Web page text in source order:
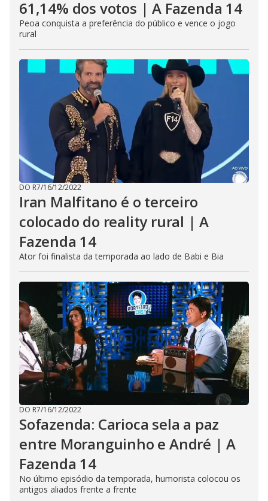
61,14% dos votos | A Fazenda 14
Peoa conquista a preferência do público e vence o jogo
rural
DO R7/16/12/2022
Iran Malfitano é o terceiro
colocado do reality rural | A
Fazenda 14
Ator foi finalista da temporada ao lado de Babi e Bia
DO R7/16/12/2022
Sofazenda: Carioca sela a paz
entre Moranguinho e André | A
Fazenda 14
No último episódio da temporada, humorista colocou os
antigos aliados frente a frente